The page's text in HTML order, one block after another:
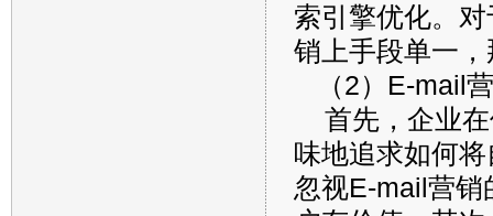
索引擎优化。
销上手段单一
（2）E-mail
首先，企业在
味地追求如何
忽视E-mail营销